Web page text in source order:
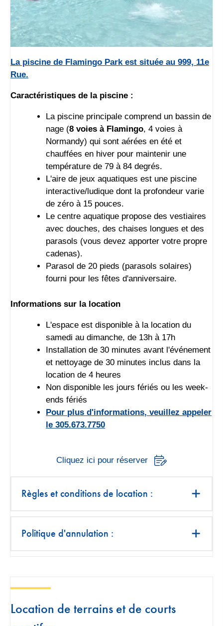
La piscine de Flamingo Park est située au 999, 11e
Rue.
Caractéristiques de la piscine :
La piscine principale comprend un bassin de
nage (8 voies à Flamingo, 4 voies à
Normandy) qui sont aérées en été et
chauffées en hiver pour maintenir une
température de 79 à 84 degrés.
L'aire de jeux aquatiques est une piscine
interactive/ludique dont la profondeur varie
de zéro à 15 pouces.
Le centre aquatique propose des vestiaires
avec douches, des chaises longues et des
parasols (vous devez apporter votre propre
cadenas).
Parasol de 20 pieds (parasols solaires)
fourni pour les fêtes d'anniversaire.
Informations sur la location
L'espace est disponible à la location du
samedi au dimanche, de 13h à 17h
Installation de 30 minutes avant l'événement
et nettoyage de 30 minutes inclus dans la
location de 4 heures
Non disponible les jours fériés ou les week-
ends fériés
Pour plus d'informations, veuillez appeler
le 305.673.7750
Cliquez ici pour réserver
Règles et conditions de location :
Politique d'annulation :
Location de terrains et de courts